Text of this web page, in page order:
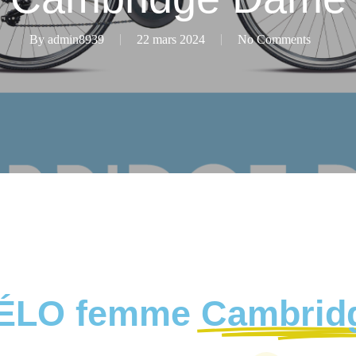
By admin8939 22 mars 2024 No Comments
femme